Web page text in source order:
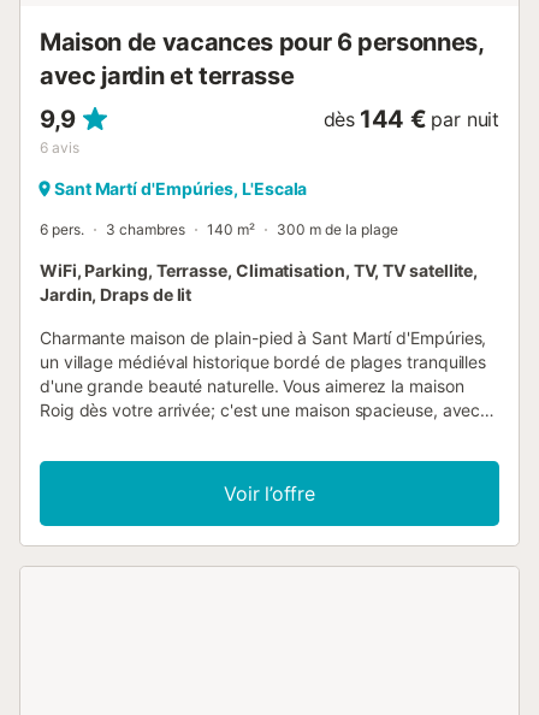
Maison de vacances pour 6 personnes,
avec jardin et terrasse
9,9
6 avis
dès 144 € par nuit
Sant Martí d'Empúries, L'Escala
6 pers. 3 chambres 140 m² 300 m de la plage
WiFi, Parking, Terrasse, Climatisation, TV, TV satellite,
Jardin, Draps de lit
Charmante maison de plain-pied à Sant Martí d'Empúries,
un village médiéval historique bordé de plages tranquilles
d'une grande beauté naturelle. Vous aimerez la maison
Roig dès votre arrivée; c'est une maison spacieuse, avec
lumière.Elle est décorée avec goût pour que vous vous
sentiez comme chez vous pendant vos vacances.Depuis
l'entrée principale , nous sommes accueillis par un grand
espace ouvert où coexistent le salon et la salle à manger.
Voir l’offre